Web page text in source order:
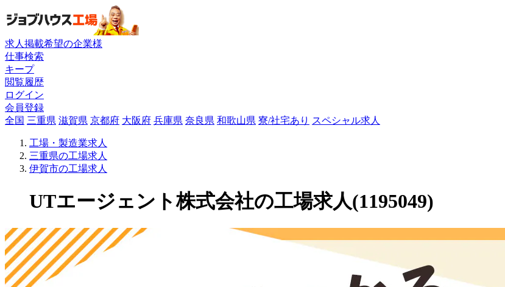
求人掲載希望の企業様
仕事検索
キープ
閲覧履歴
ログイン
会員登録
全国 三重県 滋賀県 京都府 大阪府 兵庫県 奈良県 和歌山県 寮/社宅あり スペシャル求人
工場・製造業求人
三重県の工場求人
伊賀市の工場求人
UTエージェント株式会社の工場求人(1195049)